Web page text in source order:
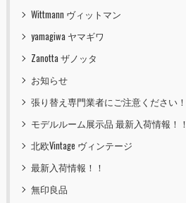
Wittmann ヴィットマン
yamagiwa ヤマギワ
Zanotta ザノッタ
お知らせ
張り替え専門業者にご注意ください！
モデルルーム展示品 最新入荷情報！！
北欧Vintage ヴィンテージ
最新入荷情報！！
無印良品